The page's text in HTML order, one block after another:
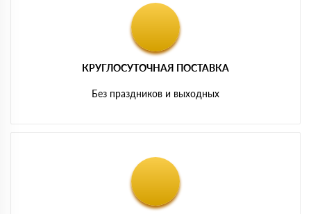
КРУГЛОСУТОЧНАЯ ПОСТАВКА
Без праздников и выходных